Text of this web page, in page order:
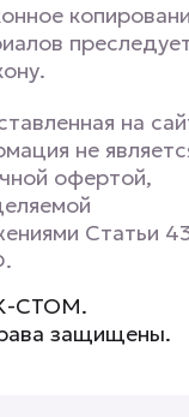
на
не
офертой,
Статьи
СТОМ.
защищены.